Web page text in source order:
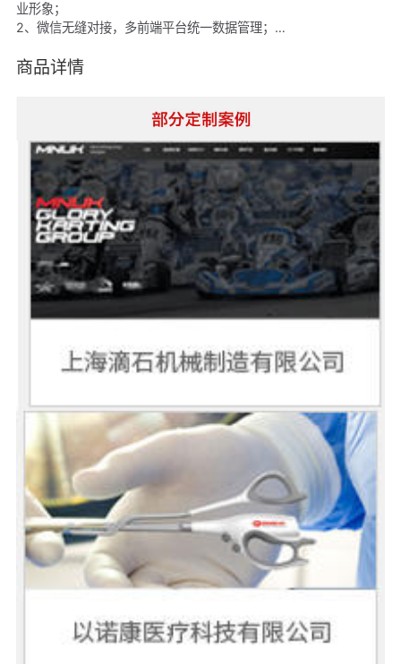
业形象；
2、微信无缝对接，多前端平台统一数据管理；
4、支持SEO优化PC端+手机移动端；
7、高效多维传播，引来客流；
8、提升服务，留住更多客户；
9、多种营销工具，引爆人气；
商品详情